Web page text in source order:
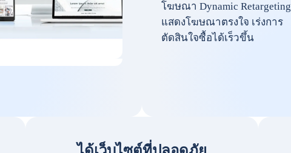
โฆษณา Dynamic Retargeting
แสดงโฆษณาตรงใจ เร่งการ
ตัดสินใจซื้อได้เร็วขึ้น